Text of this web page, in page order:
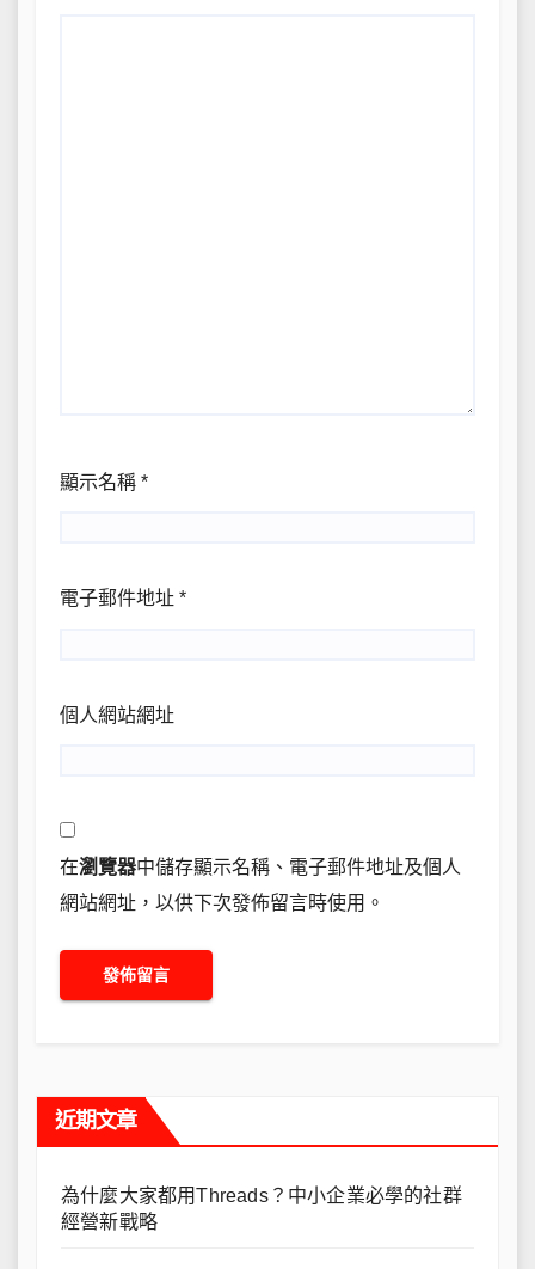
顯示名稱 *
電子郵件地址 *
個人網站網址
在瀏覽器中儲存顯示名稱、電子郵件地址及個人
網站網址，以供下次發佈留言時使用。
近期文章
為什麼大家都用Threads？中小企業必學的社群
經營新戰略